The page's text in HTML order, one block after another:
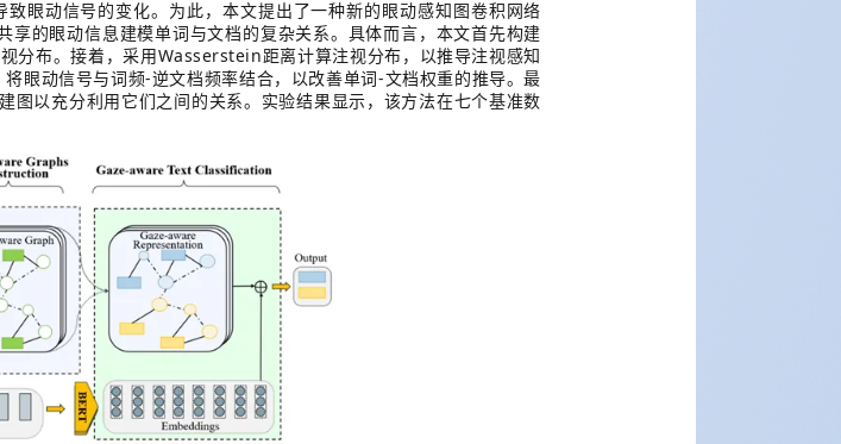
眼动信号的变化。为此，本文提出了一种新的眼动感知图卷积网络
享的眼动信息建模单词与文档的复杂关系。具体而言，本文首先构建
分布。接着，采用 Wasserstein 距离计算注视分布，以推导注视感知
将眼动信号与词频-逆文档频率结合，以改善单词 -文档权重的推导。最
图以充分利用它们之间的关系。实验结果显示，该方法在七个基准数